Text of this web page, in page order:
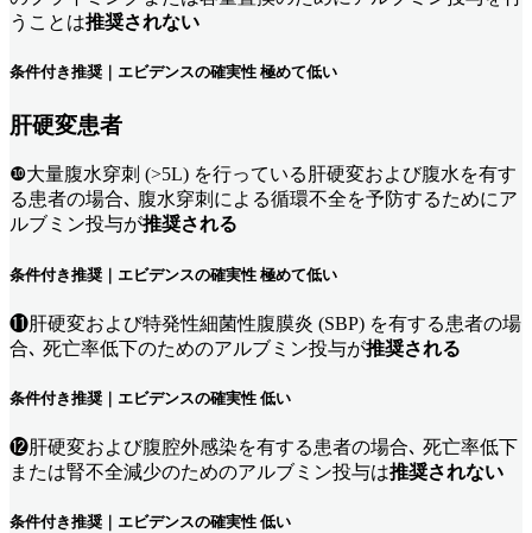
うことは推奨されない
条件付き推奨｜エビデンスの確実性 極めて低い
肝硬変患者
❿大量腹水穿刺 (>5L) を行っている肝硬変および腹水を有す
る患者の場合､ 腹水穿刺による循環不全を予防するためにア
ルブミン投与が推奨される
条件付き推奨｜エビデンスの確実性 極めて低い
⓫肝硬変および特発性細菌性腹膜炎 (SBP) を有する患者の場
合､ 死亡率低下のためのアルブミン投与が推奨される
条件付き推奨｜エビデンスの確実性 低い
⓬肝硬変および腹腔外感染を有する患者の場合､ 死亡率低下
または腎不全減少のためのアルブミン投与は推奨されない
条件付き推奨｜エビデンスの確実性 低い